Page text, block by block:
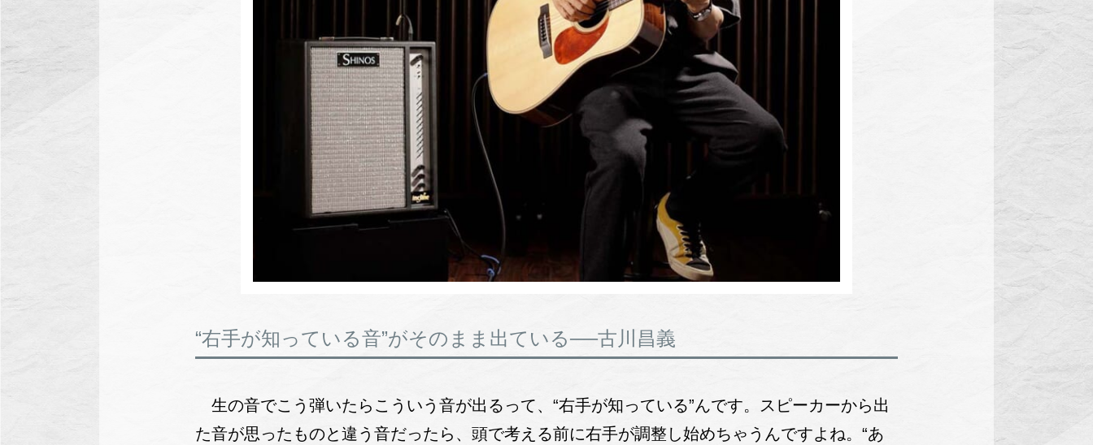
“右手が知っている音”がそのまま出ている──古川昌義
生の音でこう弾いたらこういう音が出るって、“右手が知っている”んです。スピーカーから出
た音が思ったものと違う音だったら、頭で考える前に右手が調整し始めちゃうんですよね。“あ